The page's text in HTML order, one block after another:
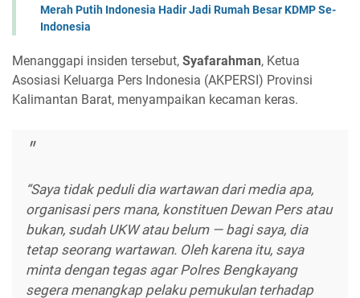
Merah Putih Indonesia Hadir Jadi Rumah Besar KDMP Se-
Indonesia
Menanggapi insiden tersebut, Syafarahman, Ketua
Asosiasi Keluarga Pers Indonesia (AKPERSI) Provinsi
Kalimantan Barat, menyampaikan kecaman keras.
“Saya tidak peduli dia wartawan dari media apa,
organisasi pers mana, konstituen Dewan Pers atau
bukan, sudah UKW atau belum — bagi saya, dia
tetap seorang wartawan. Oleh karena itu, saya
minta dengan tegas agar Polres Bengkayang
segera menangkap pelaku pemukulan terhadap